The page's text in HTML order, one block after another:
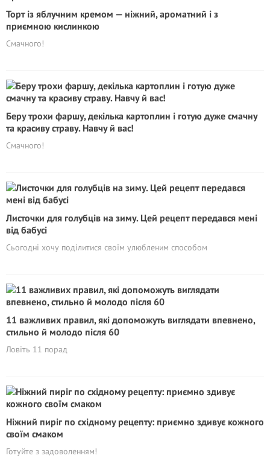
Торт із яблучним кремом — ніжний, ароматний і з
приємною кислинкою
Смачного!
Беру трохи фаршу, декілька картоплин і готую дуже смачну
та красиву страву. Навчу й вас!
Смачного!
Листочки для голубців на зиму. Цей рецепт передався мені
від бабусі
Сьогодні хочу поділитися своїм улюбленим способом
11 важливих правил, які допоможуть виглядати впевнено,
стильно й молодо після 60
Ловіть 11 порад
Ніжний пиріг по східному рецепту: приємно здивує кожного
своїм смаком
Готуйте з задоволенням!